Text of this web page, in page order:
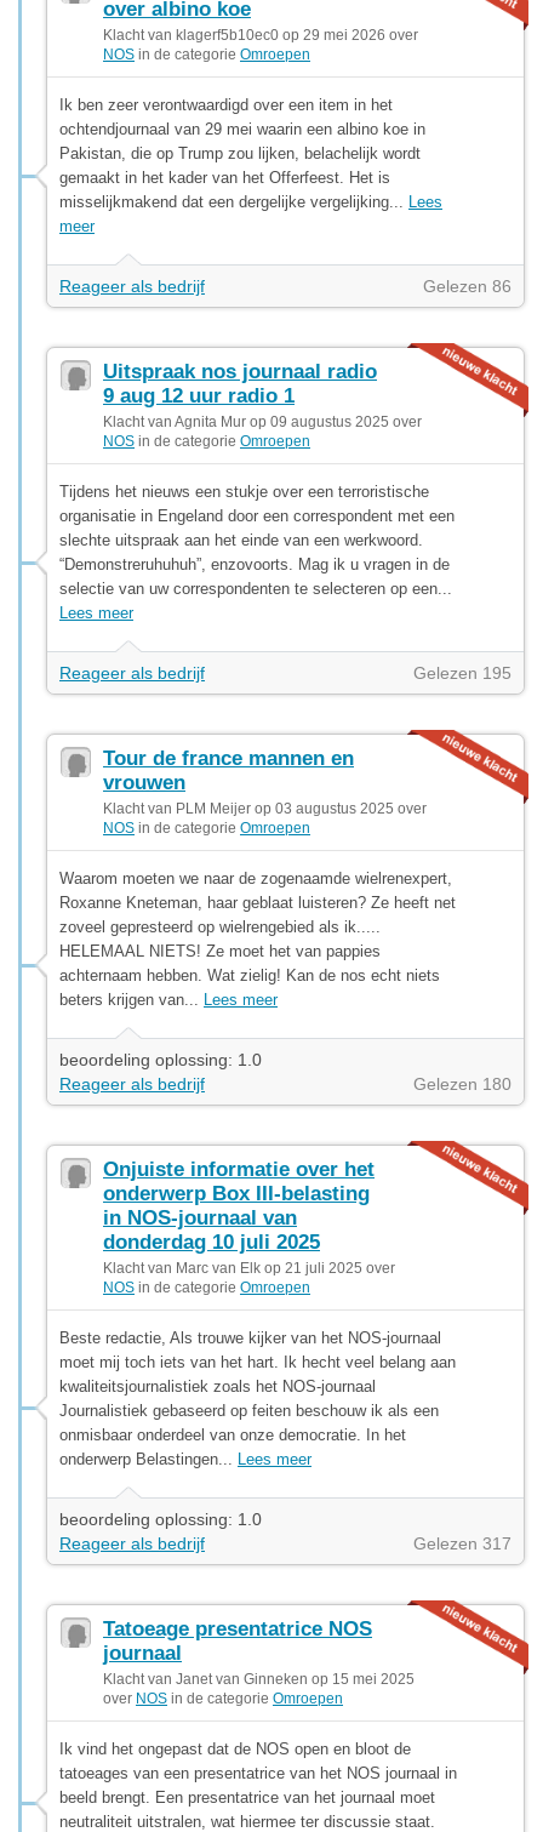
over albino koe
Klacht van klagerf5b10ec0 op 29 mei 2026 over
NOS in de categorie Omroepen
Ik ben zeer verontwaardigd over een item in het
ochtendjournaal van 29 mei waarin een albino koe in
Pakistan, die op Trump zou lijken, belachelijk wordt
gemaakt in het kader van het Offerfeest. Het is
misselijkmakend dat een dergelijke vergelijking... Lees
meer
Reageer als bedrijf Gelezen 86
Uitspraak nos journaal radio
9 aug 12 uur radio 1
Klacht van Agnita Mur op 09 augustus 2025 over
NOS in de categorie Omroepen
Tijdens het nieuws een stukje over een terroristische
organisatie in Engeland door een correspondent met een
slechte uitspraak aan het einde van een werkwoord.
“Demonstreruhuhuh”, enzovoorts. Mag ik u vragen in de
selectie van uw correspondenten te selecteren op een...
Lees meer
Reageer als bedrijf Gelezen 195
Tour de france mannen en
vrouwen
Klacht van PLM Meijer op 03 augustus 2025 over
NOS in de categorie Omroepen
Waarom moeten we naar de zogenaamde wielrenexpert,
Roxanne Kneteman, haar geblaat luisteren? Ze heeft net
zoveel gepresteerd op wielrengebied als ik.....
HELEMAAL NIETS! Ze moet het van pappies
achternaam hebben. Wat zielig! Kan de nos echt niets
beters krijgen van... Lees meer
beoordeling oplossing: 1.0
Reageer als bedrijf
Gelezen 180
Onjuiste informatie over het
onderwerp Box III-belasting
in NOS-journaal van
donderdag 10 juli 2025
Klacht van Marc van Elk op 21 juli 2025 over
NOS in de categorie Omroepen
Beste redactie, Als trouwe kijker van het NOS-journaal
moet mij toch iets van het hart. Ik hecht veel belang aan
kwaliteitsjournalistiek zoals het NOS-journaal
Journalistiek gebaseerd op feiten beschouw ik als een
onmisbaar onderdeel van onze democratie. In het
onderwerp Belastingen... Lees meer
beoordeling oplossing: 1.0
Reageer als bedrijf
Gelezen 317
Tatoeage presentatrice NOS
journaal
Klacht van Janet van Ginneken op 15 mei 2025
over NOS in de categorie Omroepen
Ik vind het ongepast dat de NOS open en bloot de
tatoeages van een presentatrice van het NOS journaal in
beeld brengt. Een presentatrice van het journaal moet
neutraliteit uitstralen, wat hiermee ter discussie staat.